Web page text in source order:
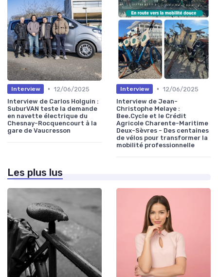
Interview • 12/06/2025
Interview de Carlos Holguin :
SuburVAN teste la demande
en navette électrique du
Chesnay-Rocquencourt à la
gare de Vaucresson
Interview • 12/06/2025
Interview de Jean-
Christophe Melaye :
Bee.Cycle et le Crédit
Agricole Charente-Maritime
Deux-Sèvres - Des centaines
de vélos pour transformer la
mobilité professionnelle
Les plus lus